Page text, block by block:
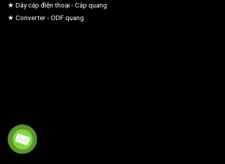
★ Dây cáp điện thoại - Cáp quang
★ Converter - ODF quang